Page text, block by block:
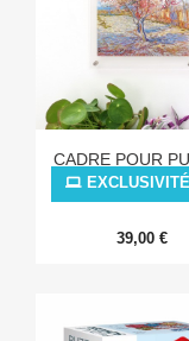
CADRE POUR
M
39,00 €